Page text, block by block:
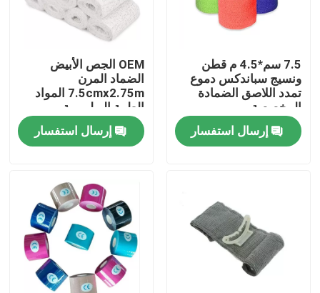
حولنا
جولة في المصنع
مراقبة الجودة
اتصل بنا
قناع الأكسجين الطبي
7.5 سم*4.5 م قطن
ونسيج سباندكس دموع
تمدد اللاصق الضمادة
المخصصة
إرسال استفسار
OEM الجص الأبيض
الضماد المرن
7.5cmx2.75m المواد
الطبية البوليمرية
والمنتجات
إرسال استفسار